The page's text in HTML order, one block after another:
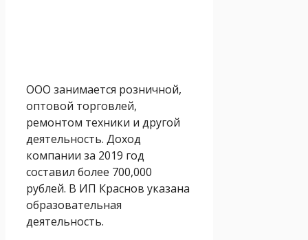
ООО занимается розничной,
оптовой торговлей,
ремонтом техники и другой
деятельность. Доход
компании за 2019 год
составил более 700,000
рублей. В ИП Краснов указана
образовательная
деятельность.